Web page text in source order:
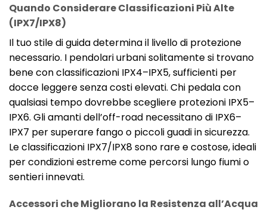
Quando Considerare Classificazioni Più Alte
(IPX7/IPX8)
Il tuo stile di guida determina il livello di protezione
necessario. I pendolari urbani solitamente si trovano
bene con classificazioni IPX4–IPX5, sufficienti per
docce leggere senza costi elevati. Chi pedala con
qualsiasi tempo dovrebbe scegliere protezioni IPX5–
IPX6. Gli amanti dell’off-road necessitano di IPX6–
IPX7 per superare fango o piccoli guadi in sicurezza.
Le classificazioni IPX7/IPX8 sono rare e costose, ideali
per condizioni estreme come percorsi lungo fiumi o
sentieri innevati.
Accessori che Migliorano la Resistenza all’Acqua